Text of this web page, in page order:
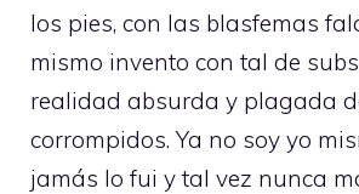
los pies, con las blasfemas
mismo invento con tal de
realidad absurda y plagada
corrompidos. Ya no soy yo
jamás lo fui y tal vez nunca